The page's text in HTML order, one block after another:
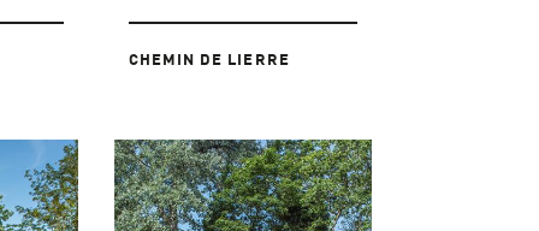
CHEMIN DE LIERRE